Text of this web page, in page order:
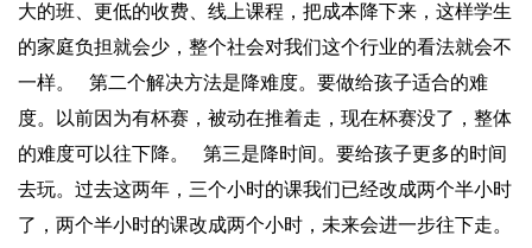
大的班、更低的收费、线上课程，把成本降下来，这样学生
的家庭负担就会少，整个社会对我们这个行业的看法就会不
一样。 第二个解决方法是降难度。要做给孩子适合的难
度。以前因为有杯赛，被动在推着走，现在杯赛没了，整体
的难度可以往下降。 第三是降时间。要给孩子更多的时间
去玩。过去这两年，三个小时的课我们已经改成两个半小时
了，两个半小时的课改成两个小时，未来会进一步往下走。